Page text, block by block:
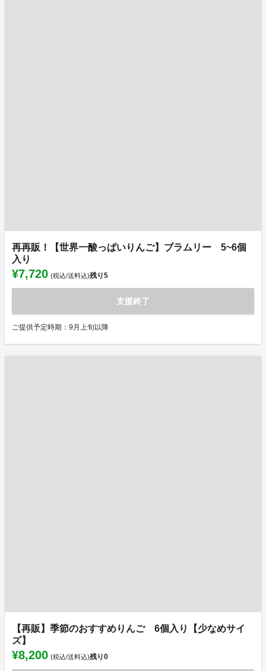
再再販！【世界一酸っぱいりんご】ブラムリー 5~6個
入り
¥7,720 (税込/送料込)残り5
支援終了
ご提供予定時期：9月上旬以降
【再販】季節のおすすめりんご 6個入り【少なめサイ
ズ】
¥8,200 (税込/送料込)残り0